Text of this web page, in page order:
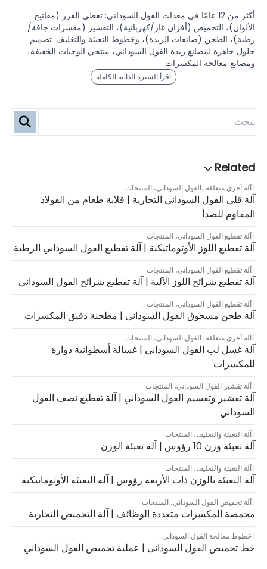
أكثر من 12 عامًا في معدات الفول السوداني: تغطي الفرز (مفاتيح
الألوان)، التحميص (أفران غاز/كهربائية)، التقشير (مقشرات جافة/
رطبة)، الطحن (صانعات الزبدة)، وخطوط التعبئة والتغليف. تصميم
حلول جاهزة لمصانع زبدة الفول السوداني، منتجي الوجبات الخفيفة،
ومصانع معالجة المكسرات.
اقرأ السيرة الذاتية الكاملة
آلة أخرى متعلقة بالفول السوداني، المنتجات
آلة قلي الفول السوداني التجارية | قلاية طعام من الفولاذ
المقاوم للصدأ
آلة تقطيع الفول السوداني، المنتجات
آلة تقطيع اللوز الأوتوماتيكية | آلة تقطيع الفول السوداني الرطبة
آلة تقطيع الفول السوداني، المنتجات
آلة تقطيع شرائح اللوز الآلية | آلة تقطيع شرائح الفول السوداني
آلة تقطيع الفول السوداني، المنتجات
آلة طحن مسحوق الفول السوداني | مطحنة دقيق المكسرات
آلة أخرى متعلقة بالفول السوداني، المنتجات
آلة غسل لب الفول السوداني | غسالة أسطوانية دوارة
للمكسرات
آلة تقشير الفول السوداني، المنتجات
آلة تقشير وتقسيم الفول السوداني | آلة تقطيع نصف الفول
السوداني
آلة التعبئة والتغليف، المنتجات
آلة تعبئة وزن 10 رؤوس | آلة تعبئة الوزن
آلة التعبئة والتغليف، المنتجات
آلة التعبئة بالوزن ذات الأربعة رؤوس | آلة التعبئة الأوتوماتيكية
آلة تحميص الفول السوداني، المنتجات
محمصة المكسرات متعددة الوظائف | آلة التحميص التجارية
خطوط معالجة الفول السوداني
خط تحميص الفول السوداني | عملية تحميص الفول السوداني